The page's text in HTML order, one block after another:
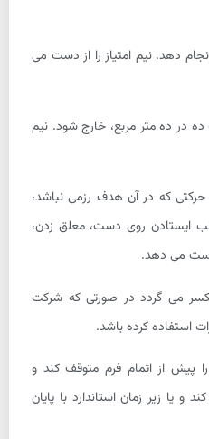
دهد. نیم امتیاز را از دست می
ده در ده متر مربع، خارج شود. نیم
که در آن هدف رزمی نباشد،
ایستادن روی دست، معلق زدن،
دست می دهد.
کسر می گردد در صورتی که شرکت
استفاده کرده باشد.
پیش از اتمام فرم متوقف کند و
و یا زیر زمان استاندارد با پایان